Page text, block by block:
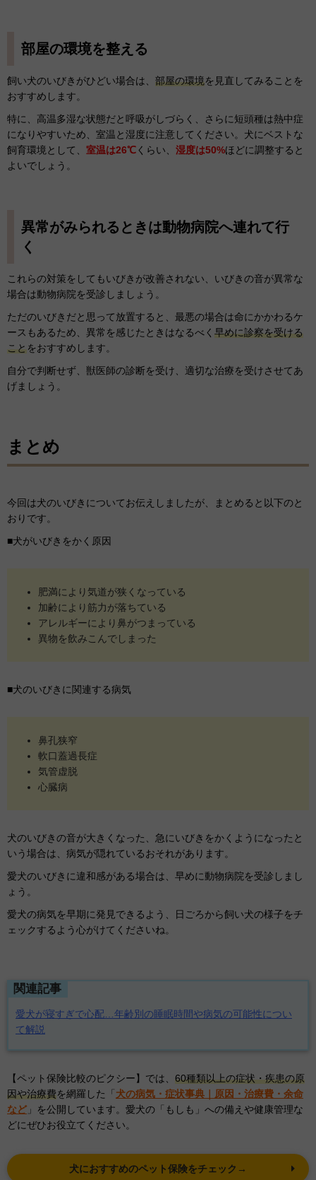
部屋の環境を整える
飼い犬のいびきがひどい場合は、 部屋の環境を見直してみることを
おすすめします。
特に、高温多湿な状態だと呼吸がしづらく、さらに短頭種は熱中症
になりやすいため、室温と湿度に注意してください。犬にベストな
飼育環境として、 室温は26℃ くらい、 湿度は50%ほどに調整すると
よいでしょう。
異常がみられるときは動物病院へ連れて行
く
これらの対策をしてもいびきが改善されない、いびきの音が異常な
場合は動物病院を受診しましょう。
ただのいびきだと思って放置すると、最悪の場合は命にかかわるケ
ースもあるため、異常を感じたときはなるべく 早めに診察を受ける
ことをおすすめします。
自分で判断せず、獣医師の診断を受け、適切な治療を受けさせてあ
げましょう。
まとめ
今回は犬のいびきについてお伝えしましたが、まとめると以下のと
おりです。
■犬がいびきをかく原因
肥満により気道が狭くなっている
加齢により筋力が落ちている
アレルギーにより鼻がつまっている
異物を飲みこんでしまった
■犬のいびきに関連する病気
鼻孔狭窄
軟口蓋過長症
気管虚脱
心臓病
犬のいびきの音が大きくなった、急にいびきをかくようになったと
いう場合は、病気が隠れているおそれがあります。
愛犬のいびきに違和感がある場合は、早めに動物病院を受診しまし
ょう。
愛犬の病気を早期に発見できるよう、日ごろから飼い犬の様子をチ
ェックするよう心がけてくださいね。
関連記事
愛犬が寝すぎで心配…年齢別の睡眠時間や病気の可能性につい
て解説
【ペット保険比較のピクシー】では、 60種類以上の症状・疾患の原
因や治療費を網羅した「 犬の病気・症状事典｜原因・治療費・余命
など」を公開しています。愛犬の「もしも」への備えや健康管理な
どにぜひお役立てください。
犬におすすめのペット保険をチェック→